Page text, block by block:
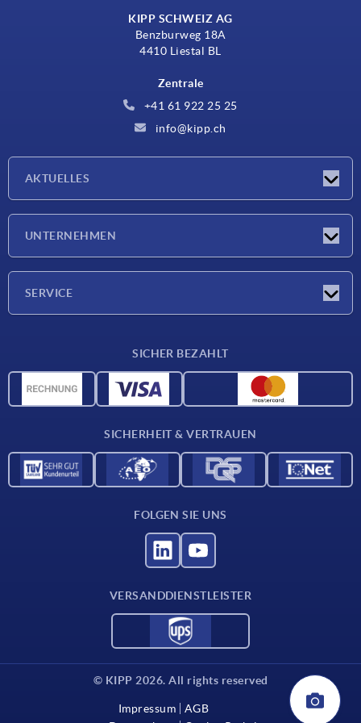
KIPP SCHWEIZ AG
Benzburweg 18A
4410 Liestal BL
Zentrale
+41 61 922 25 25
info@kipp.ch
AKTUELLES
UNTERNEHMEN
SERVICE
CAD-Daten
SICHER BEZAHLT
SICHERHEIT & VERTRAUEN
FOLGEN SIE UNS
VERSANDDIENSTLEISTER
© KIPP 2026. All rights reserved
Impressum
AGB